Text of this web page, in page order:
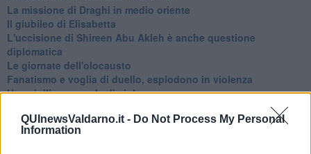
QUInewsValdarno.it - Do Not Process My Personal
Information
La missione di Draghi in medio oriente
Il giubileo di Elisabetta
L'uccisione di Shireen Abu Akleh è anche questione
diplomatica
Le giornate dell'olocausto
Fanatismo e voglia di duello, esplodono in violenza
Una vigilia pasquale di violenze
Ramadan con nuovi attacchi terroristici
Un vertice che rimarrà nella storia